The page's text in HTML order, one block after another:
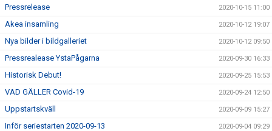
Pressrelease 2020-10-15 11:00
Akea insamling 2020-10-12 19:07
Nya bilder i bildgalleriet 2020-10-12 09:50
Pressrealease YstaPågarna 2020-09-30 16:33
Historisk Debut! 2020-09-25 15:53
VAD GÄLLER Covid-19 2020-09-24 12:50
Uppstartskväll 2020-09-09 15:27
Inför seriestarten 2020-09-13 2020-09-04 09:29